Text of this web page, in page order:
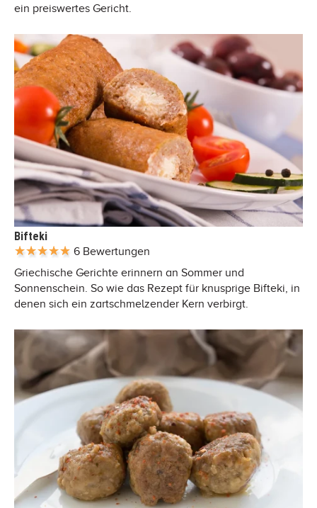
ein preiswertes Gericht.
Bifteki
6 Bewertungen
Griechische Gerichte erinnern an Sommer und
Sonnenschein. So wie das Rezept für knusprige Bifteki, in
denen sich ein zartschmelzender Kern verbirgt.